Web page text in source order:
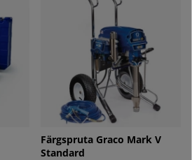
Färgspruta Graco Mark V
Standard